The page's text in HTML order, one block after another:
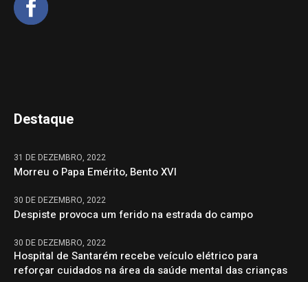
Destaque
31 DE DEZEMBRO, 2022
Morreu o Papa Emérito, Bento XVI
30 DE DEZEMBRO, 2022
Despiste provoca um ferido na estrada do campo
30 DE DEZEMBRO, 2022
Hospital de Santarém recebe veículo elétrico para
reforçar cuidados na área da saúde mental das crianças